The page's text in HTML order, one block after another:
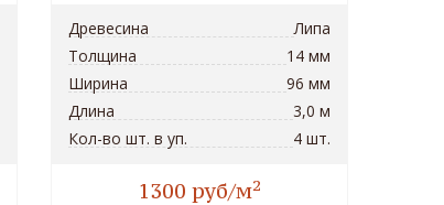
Древесина
Липа
Толщина
14 мм
Ширина
96 мм
Длина
3,0 м
Кол-во шт. в уп.
4 шт.
1300 руб/м2